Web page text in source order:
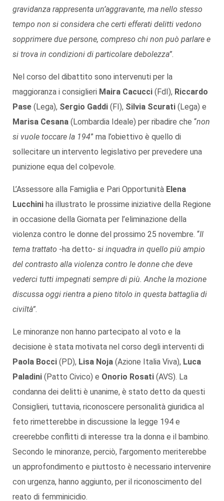
gravidanza rappresenta un’aggravante, ma nello stesso
tempo non si considera che certi efferati delitti vedono
sopprimere due persone, compreso chi non può parlare e
si trova in condizioni di particolare debolezza”.
Nel corso del dibattito sono intervenuti per la
maggioranza i consiglieri Maira Cacucci (FdI), Riccardo
Pase (Lega), Sergio Gaddi (FI), Silvia Scurati (Lega) e
Marisa Cesana (Lombardia Ideale) per ribadire che “non
si vuole toccare la 194” ma l’obiettivo è quello di
sollecitare un intervento legislativo per prevedere una
punizione equa del colpevole.
L’Assessore alla Famiglia e Pari Opportunità Elena
Lucchini ha illustrato le prossime iniziative della Regione
in occasione della Giornata per l’eliminazione della
violenza contro le donne del prossimo 25 novembre. “Il
tema trattato -ha detto- si inquadra in quello più ampio
del contrasto alla violenza contro le donne che deve
vederci tutti impegnati sempre di più. Anche la mozione
discussa oggi rientra a pieno titolo in questa battaglia di
civiltà”.
Le minoranze non hanno partecipato al voto e la
decisione è stata motivata nel corso degli interventi di
Paola Bocci (PD), Lisa Noja (Azione Italia Viva), Luca
Paladini (Patto Civico) e Onorio Rosati (AVS). La
condanna dei delitti è unanime, è stato detto da questi
Consiglieri, tuttavia, riconoscere personalità giuridica al
feto rimetterebbe in discussione la legge 194 e
creerebbe conflitti di interesse tra la donna e il bambino.
Secondo le minoranze, perciò, l’argomento meriterebbe
un approfondimento e piuttosto è necessario intervenire
con urgenza, hanno aggiunto, per il riconoscimento del
reato di femminicidio.